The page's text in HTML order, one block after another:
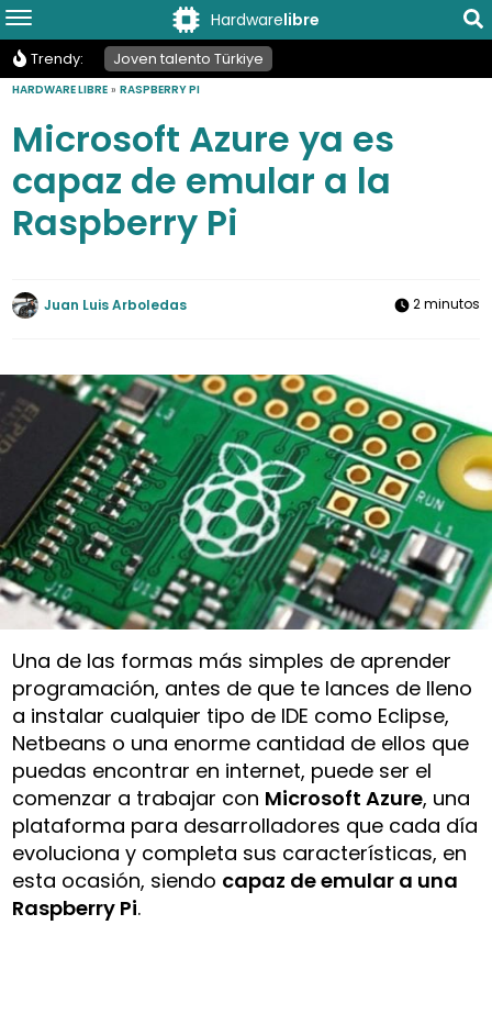
Hardwarelibre
Trendy: Joven talento Türkiye
HARDWARE LIBRE »RASPBERRY PI
Microsoft Azure ya es
capaz de emular a la
Raspberry Pi
Juan Luis Arboledas 2 minutos
Una de las formas más simples de aprender
programación, antes de que te lances de lleno
a instalar cualquier tipo de IDE como Eclipse,
Netbeans o una enorme cantidad de ellos que
puedas encontrar en internet, puede ser el
comenzar a trabajar con Microsoft Azure, una
plataforma para desarrolladores que cada día
evoluciona y completa sus características, en
esta ocasión, siendo capaz de emular a una
Raspberry Pi.